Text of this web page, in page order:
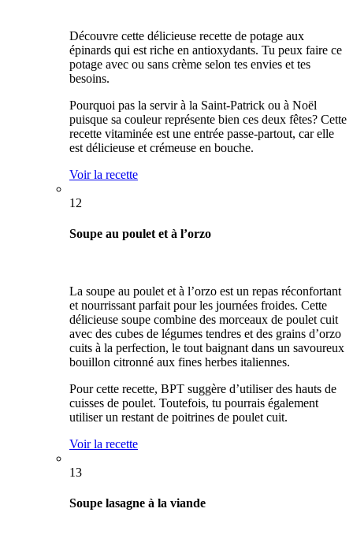
Découvre cette délicieuse recette de potage aux
épinards qui est riche en antioxydants. Tu peux faire ce
potage avec ou sans crème selon tes envies et tes
besoins.
Pourquoi pas la servir à la Saint-Patrick ou à Noël
puisque sa couleur représente bien ces deux fêtes? Cette
recette vitaminée est une entrée passe-partout, car elle
est délicieuse et crémeuse en bouche.
Voir la recette
12
Soupe au poulet et à l’orzo
La soupe au poulet et à l’orzo est un repas réconfortant
et nourrissant parfait pour les journées froides. Cette
délicieuse soupe combine des morceaux de poulet cuit
avec des cubes de légumes tendres et des grains d’orzo
cuits à la perfection, le tout baignant dans un savoureux
bouillon citronné aux fines herbes italiennes.
Pour cette recette, BPT suggère d’utiliser des hauts de
cuisses de poulet. Toutefois, tu pourrais également
utiliser un restant de poitrines de poulet cuit.
Voir la recette
13
Soupe lasagne à la viande